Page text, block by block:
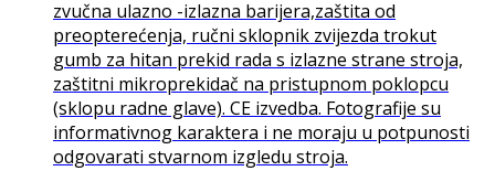
zvučna ulazno -izlazna barijera,zaštita od
preopterećenja, ručni sklopnik zvijezda trokut
gumb za hitan prekid rada s izlazne strane stroja,
zaštitni mikroprekidač na pristupnom poklopcu
(sklopu radne glave). CE izvedba. Fotografije su
informativnog karaktera i ne moraju u potpunosti
odgovarati stvarnom izgledu stroja.